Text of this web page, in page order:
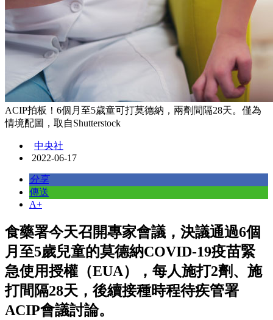
ACIP拍板！6個月至5歲童可打莫德納，兩劑間隔28天。僅為
情境配圖，取自Shutterstock
中央社
2022-06-17
分享
傳送
A+
食藥署今天召開專家會議，決議通過6個
月至5歲兒童的莫德納COVID-19疫苗緊
急使用授權（EUA），每人施打2劑、施
打間隔28天，後續接種時程待疾管署
ACIP會議討論。